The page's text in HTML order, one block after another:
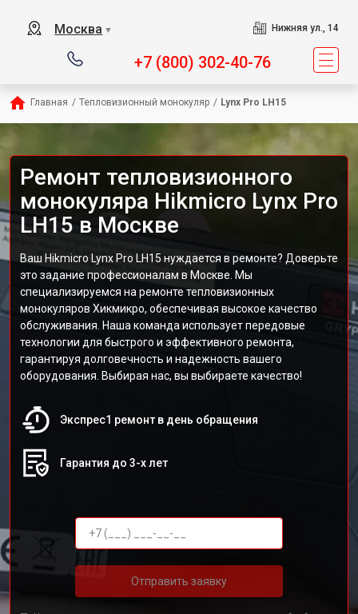
Москва ▼ Нижняя ул., 14
+7 (800) 302-40-76
Главная / Тепловизионный монокуляр / Lynx Pro LH15
Ремонт тепловизионного
монокуляра Hikmicro Lynx Pro
LH15 в Москве
Ваш Hikmicro Lynx Pro LH15 нуждается в ремонте? Доверьте
это задание профессионалам в Москве. Мы
специализируемся на ремонте тепловизионных
монокуляров Хикмикро, обеспечивая высокое качество
обслуживания. Наша команда использует передовые
технологии для быстрого и эффективного ремонта,
гарантируя долговечность и надежность вашего
оборудования. Выбирая нас, вы выбираете качество!
Экспрес1 ремонт в день обращения
Гарантия до 3-х лет
Отправить заявку